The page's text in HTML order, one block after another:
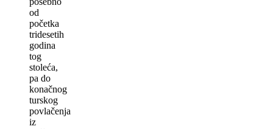
od
početka
tridesetih
godina
tog
stoleća,
pa do
konačnog
turskog
povlačenja
iz